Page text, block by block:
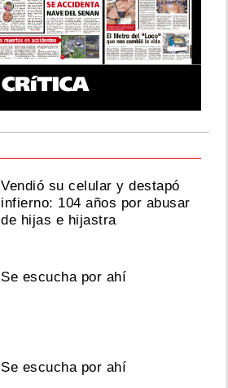
Vendió su celular y destapó
infierno: 104 años por abusar
de hijas e hijastra
Se escucha por ahí
Se escucha por ahí